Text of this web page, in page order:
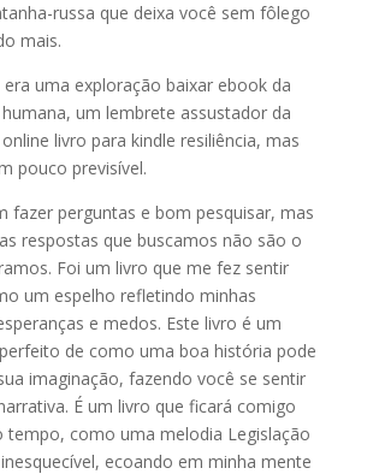
russa que deixa você sem fôlego
mais.
uma exploração baixar ebook da
um lembrete assustador da
livro para kindle resiliência, mas
pouco previsível.
fazer perguntas e bom pesquisar, mas
respostas que buscamos não são o
Foi um livro que me fez sentir
um espelho refletindo minhas
e medos. Este livro é um
de como uma boa história pode
imaginação, fazendo você se sentir
É um livro que ficará comigo
tempo, como uma melodia Legislação
ecoando em minha mente